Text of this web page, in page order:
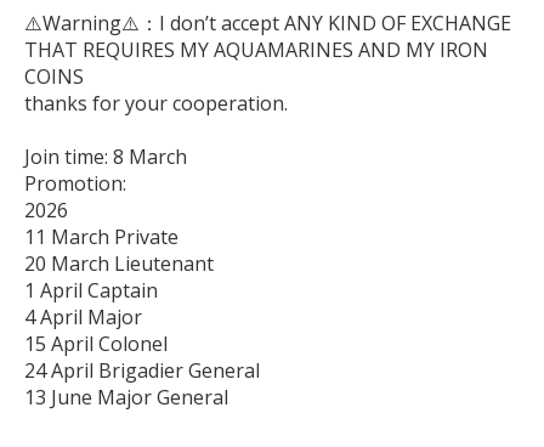
⚠️Warning⚠️：I don’t accept ANY KIND OF EXCHANGE
THAT REQUIRES MY AQUAMARINES AND MY IRON
COINS
thanks for your cooperation.
Join time: 8 March
Promotion:
2026
11 March Private
20 March Lieutenant
1 April Captain
4 April Major
15 April Colonel
24 April Brigadier General